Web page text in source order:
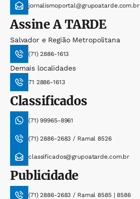
jornalismoportal@grupoatarde.com.br
AssineA TARDE
Salvador e Região Metropolitana
(71) 2886-1613
Demais localidades
71 2886-1613
Classificados
(71) 99965-8961
(71) 2886-2683 / Ramal 8526
classificados@grupoatarde.com.br
Publicidade
(71) 2886-2683 / Ramal 8585 | 8586